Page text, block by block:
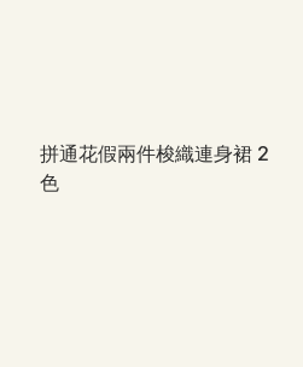
拼通花假兩件梭織連身裙 2
色